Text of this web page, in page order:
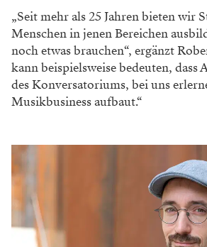
„Seit mehr als 25 Jahren bieten wir
Menschen in jenen Bereichen
noch etwas brauchen“, ergänzt
kann beispielsweise bedeuten, dass
des Konversatoriums, bei uns
Musikbusiness aufbaut.“